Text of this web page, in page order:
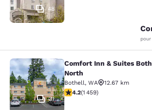
48
Comfort Inn & Suites
31
Comfort Inn & Suites
North
Bothell, WA
12.67 km
4.17 étoiles. Très Bien. 1459
4.2(1 459)